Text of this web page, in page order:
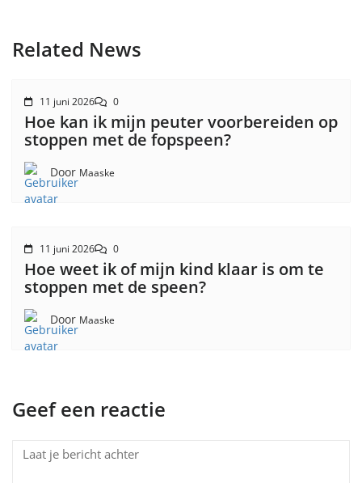
Related News
11 juni 2026 0
Hoe kan ik mijn peuter voorbereiden op
stoppen met de fopspeen?
Door Maaske
11 juni 2026 0
Hoe weet ik of mijn kind klaar is om te
stoppen met de speen?
Door Maaske
Geef een reactie